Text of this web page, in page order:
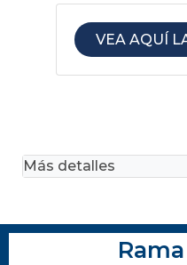
VEA AQUÍ
Más detalles